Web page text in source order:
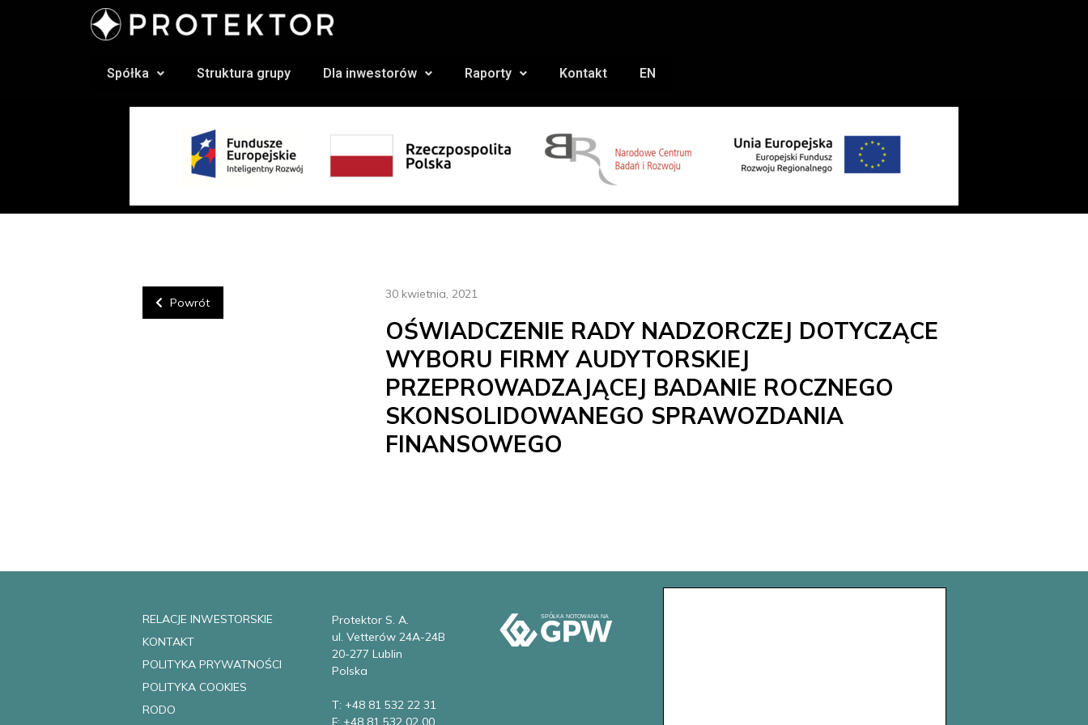
Spółka Struktura grupy Dla inwestorów Raporty Kontakt EN
Powrót
30 kwietnia, 2021
OŚWIADCZENIE RADY NADZORCZEJ DOTYCZĄCE
WYBORU FIRMY AUDYTORSKIEJ
PRZEPROWADZAJĄCEJ BADANIE ROCZNEGO
SKONSOLIDOWANEGO SPRAWOZDANIA
FINANSOWEGO
RELACJE INWESTORSKIE
KONTAKT
POLITYKA PRYWATNOŚCI
POLITYKA COOKIES
RODO
Protektor S. A.
ul. Vetterów 24A-24B
20-277 Lublin
Polska
T: +48 81 532 22 31
F: +48 81 532 02 00